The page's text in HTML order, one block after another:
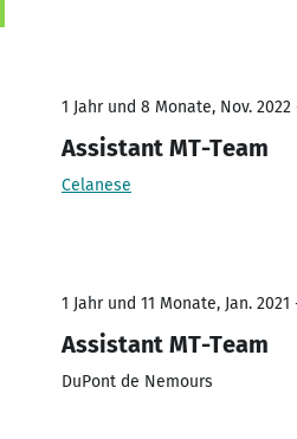
1 Jahr und 8 Monate, Nov. 2022
Assistant MT-Team
Celanese
1 Jahr und 11 Monate, Jan. 2021
Assistant MT-Team
DuPont de Nemours